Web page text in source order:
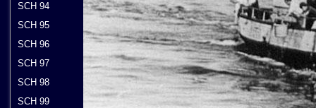
SCH 94
SCH 95
SCH 96
SCH 97
SCH 98
SCH 99